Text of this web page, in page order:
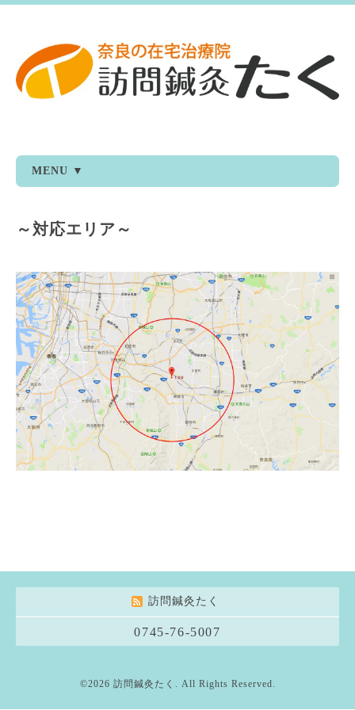
MENU ▼
～対応エリア～
訪問鍼灸たく
0745-76-5007
©2026 訪問鍼灸たく . All Rights Reserved.